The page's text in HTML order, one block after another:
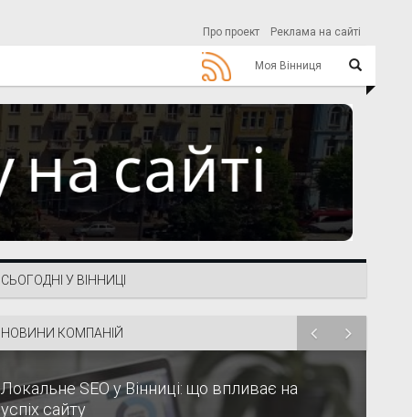
Про проект Реклама на сайті
Моя Вінниця
СЬОГОДНІ У ВІННИЦІ
НОВИНИ КОМПАНІЙ
Локальне SEO у Вінниці: що впливає на
успіх сайту